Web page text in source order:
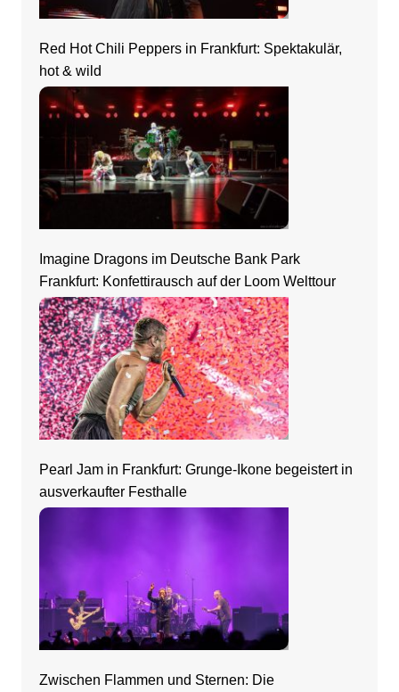
Red Hot Chili Peppers in Frankfurt: Spektakulär,
hot & wild
Imagine Dragons im Deutsche Bank Park
Frankfurt: Konfettirausch auf der Loom Welttour
Pearl Jam in Frankfurt: Grunge-Ikone begeistert in
ausverkaufter Festhalle
Zwischen Flammen und Sternen: Die